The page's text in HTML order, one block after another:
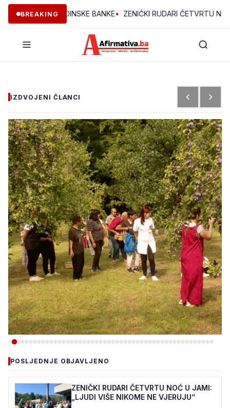
BREAKING
OMLADINSKE BANKE• ZENIČKI RUDARI ČETVRTU NOĆ U
IZDVOJENI ČLANCI
PC DUJE: ŠTIĆENICI I OVE
GODINE U VOĆNJAKU
MIRSADA DURMIĆA
POSLJEDNJE OBJAVLJENO
ZENIČKI RUDARI ČETVRTU NOĆ U JAMI:
„LJUDI VIŠE NIKOME NE VJERUJU“